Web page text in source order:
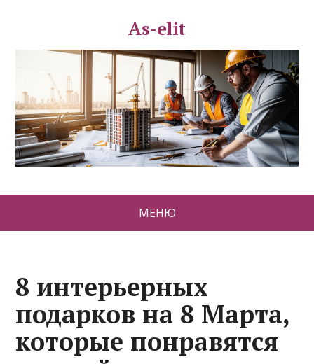
As-elit
МЕНЮ
8 интерьерных
подарков на 8 Марта,
которые понравятся